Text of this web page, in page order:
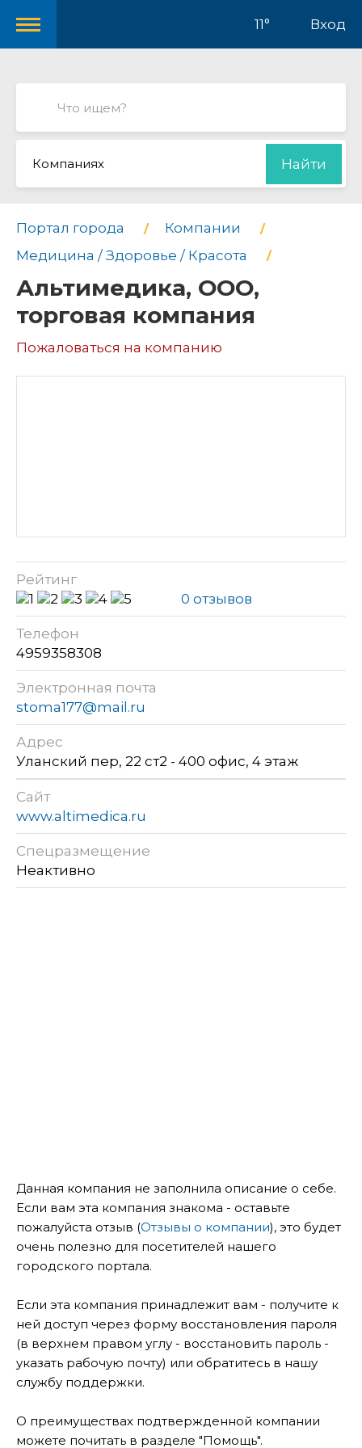
11° Вход
Компаниях Найти
Портал города
Компании
Медицина / Здоровье / Красота
Альтимедика, ООО,
торговая компания
Пожаловаться на компанию
Рейтинг
0 отзывов
Телефон
4959358308
Электронная почта
stoma177@mail.ru
Адрес
Уланский пер, 22 ст2 - 400 офис, 4 этаж
Сайт
www.altimedica.ru
Спецразмещение
Неактивно
Данная компания не заполнила описание о себе.
Если вам эта компания знакома - оставьте
пожалуйста отзыв (Отзывы о компании), это будет
очень полезно для посетителей нашего
городского портала.
Если эта компания принадлежит вам - получите к
ней доступ через форму восстановления пароля
(в верхнем правом углу - восстановить пароль -
указать рабочую почту) или обратитесь в нашу
службу поддержки.
О преимуществах подтвержденной компании
можете почитать в разделе "Помощь".